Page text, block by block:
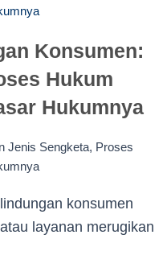
Konsumen:
Hukum
Hukumnya
konsumen
layanan merugikan